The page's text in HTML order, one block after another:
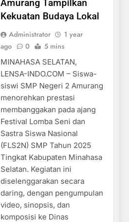
Amurang Tampilkan
Kekuatan Budaya Lokal
Administrator
1 year
ago
0 5 mins
MINAHASA SELATAN,
LENSA-INDO.COM – Siswa-
siswi SMP Negeri 2 Amurang
menorehkan prestasi
membanggakan pada ajang
Festival Lomba Seni dan
Sastra Siswa Nasional
(FLS2N) SMP Tahun 2025
Tingkat Kabupaten Minahasa
Selatan. Kegiatan ini
diselenggarakan secara
daring, dengan pengumpulan
video, sinopsis, dan
komposisi ke Dinas